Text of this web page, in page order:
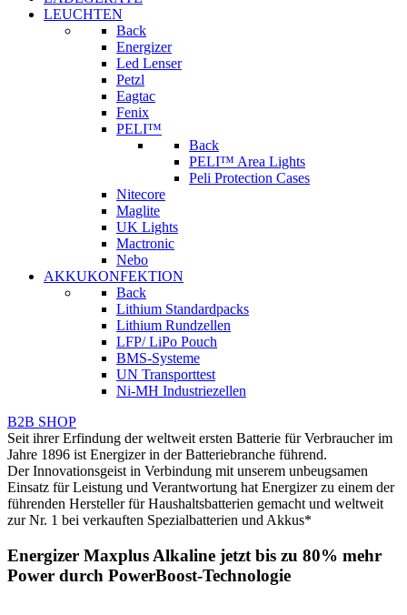
LEUCHTEN
Back
Energizer
Led Lenser
Petzl
Eagtac
Fenix
PELI™
Back
PELI™ Area Lights
Peli Protection Cases
Nitecore
Maglite
UK Lights
Mactronic
Nebo
AKKUKONFEKTION
Back
Lithium Standardpacks
Lithium Rundzellen
LFP/ LiPo Pouch
BMS-Systeme
UN Transporttest
Ni-MH Industriezellen
B2B SHOP
Seit ihrer Erfindung der weltweit ersten Batterie für Verbraucher im
Jahre 1896 ist Energizer in der Batteriebranche führend.
Der Innovationsgeist in Verbindung mit unserem unbeugsamen
Einsatz für Leistung und Verantwortung hat Energizer zu einem der
führenden Hersteller für Haushaltsbatterien gemacht und weltweit
zur Nr. 1 bei verkauften Spezialbatterien und Akkus*
Energizer Maxplus Alkaline jetzt bis zu 80% mehr
Power durch PowerBoost-Technologie